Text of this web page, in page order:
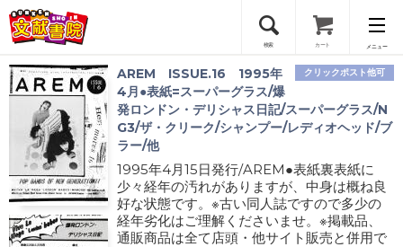
検索 カート メニュー
会員登録
ログイン
クリックポスト他可
AREM ISSUE.16 1995年
4月●表紙=スーパーグラス/爆
発ロンドン・デリシャス日記/スーパーグラス/N
G3/ザ・クリーク/シャンプー/レディオヘッド/ブ
ラー/他
1995年4月15日発行/AREM●表紙裏表紙に
少々経年の汚れがありますが、中身は概ね良
好な状態です。※古い同人誌ですので多少の
経年劣化はご理解くださいませ。※掲載品、
通販商品は全て店頭・他サイト販売と併用で